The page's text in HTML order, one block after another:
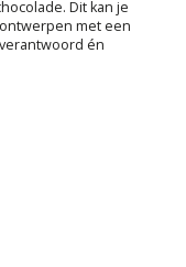
Dit kan je
met een
én